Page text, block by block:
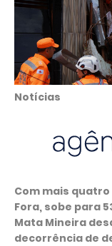
Notícias
Com mais
Fora, sobe para
Mata Mineira
decorrência de